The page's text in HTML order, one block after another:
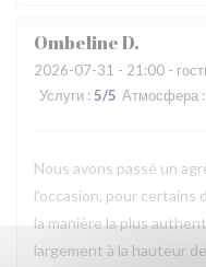
OmbelineD
2026-07-31 - 21:00 -
Услуги : 5/5 Атмосфера :
Nous avons passé un
l’occasion, pour certains
la manière la plus
largement à la hauteur